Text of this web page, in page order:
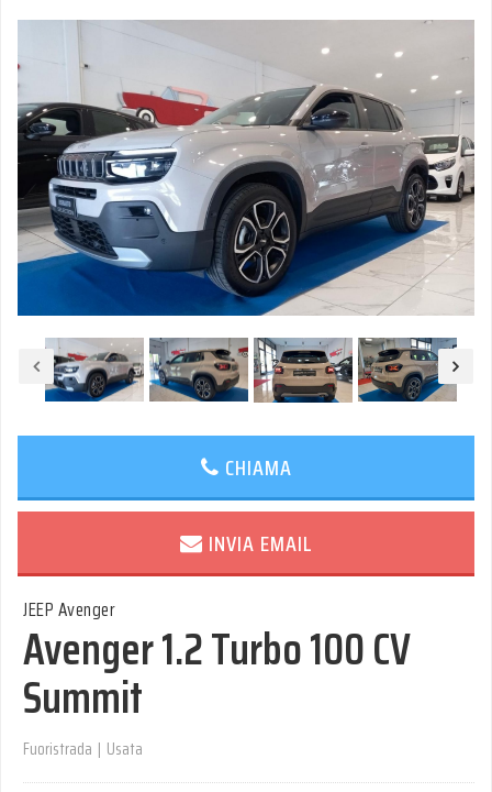
CHIAMA
INVIA EMAIL
JEEP Avenger
Avenger 1.2 Turbo 100 CV
Summit
Fuoristrada | Usata